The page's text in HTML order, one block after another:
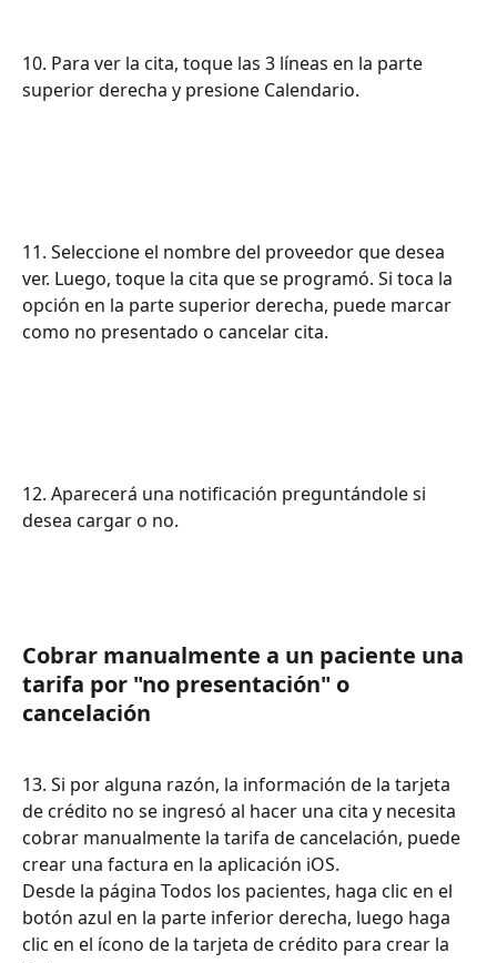
10. Para ver la cita, toque las 3 líneas en la parte
superior derecha y presione Calendario.
11. Seleccione el nombre del proveedor que desea
ver. Luego, toque la cita que se programó. Si toca la
opción en la parte superior derecha, puede marcar
como no presentado o cancelar cita.
12. Aparecerá una notificación preguntándole si
desea cargar o no.
Cobrar manualmente a un paciente una
tarifa por "no presentación" o
cancelación
13. Si por alguna razón, la información de la tarjeta
de crédito no se ingresó al hacer una cita y necesita
cobrar manualmente la tarifa de cancelación, puede
crear una factura en la aplicación iOS.
Desde la página Todos los pacientes, haga clic en el
botón azul en la parte inferior derecha, luego haga
clic en el ícono de la tarjeta de crédito para crear la